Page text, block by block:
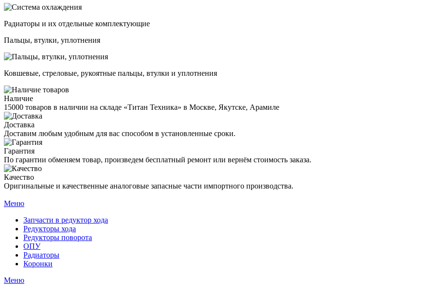
Радиаторы и их отдельные комплектующие
Пальцы, втулки, уплотнения
Ковшевые, стреловые, рукоятные пальцы, втулки и уплотнения
Наличие
15000 товаров в наличии на складе «Титан Техника» в Москве, Якутске, Арамиле
Доставка
Доставим любым удобным для вас способом в установленные сроки.
Гарантия
По гарантии обменяем товар, произведем бесплатный ремонт или вернём стоимость заказа.
Качество
Оригинальные и качественные аналоговые запасные части импортного производства.
Меню
Запчасти в редуктор хода
Редукторы хода
Редукторы поворота
ОПУ
Радиаторы
Коронки
Меню